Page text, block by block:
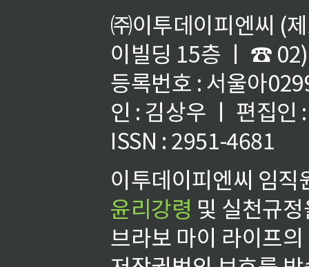
㈜이투데이피엔씨 (
이빌딩 15층 ㅣ ☎
등록번호 : 서울아
인 : 김상우 ㅣ 편집인
ISSN : 2951-4681
이투데이피엔씨 임
윤리강령 및 실천규
브라보 마이 라이프